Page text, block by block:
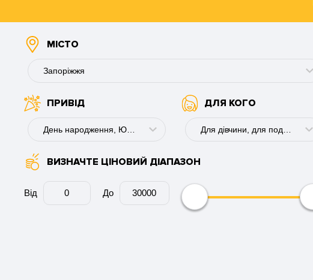
МІСТО
Запоріжжя
Буковель
Вінниця
ПРИВІД
День народження
ДЛЯ КОГО
ВИЗНАЧТЕ ЦІНОВИЙ ДІАПАЗОН
Від До